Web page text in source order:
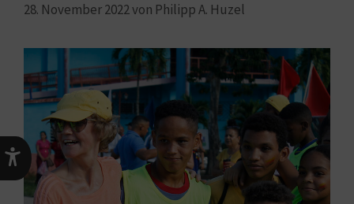
28. November 2022von Philipp A. Huzel